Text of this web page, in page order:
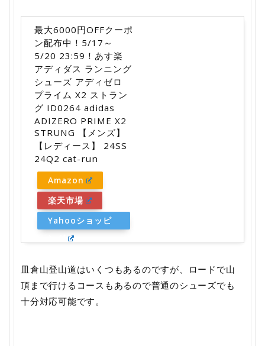
最大6000円OFFクーポ
ン配布中！5/17～
5/20 23:59！あす楽
アディダス ランニング
シューズ アディゼロ
プライム X2 ストラン
グ ID0264 adidas
ADIZERO PRIME X2
STRUNG 【メンズ】
【レディース】 24SS
24Q2 cat-run
Amazon
楽天市場
Yahooショッピ
皿倉山登山道はいくつもあるのですが、ロードで山
頂まで行けるコースもあるので普通のシューズでも
十分対応可能です。